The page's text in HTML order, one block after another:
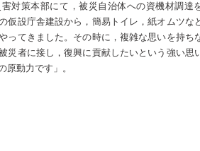
対策本部にて，被災自治体への資機材調達
仮設庁舎建設から，簡易トイレ，紙オムツな
ってきました。その時に，複雑な思いを持ち
災者に接し，復興に貢献したいという強い思
原動力です」。